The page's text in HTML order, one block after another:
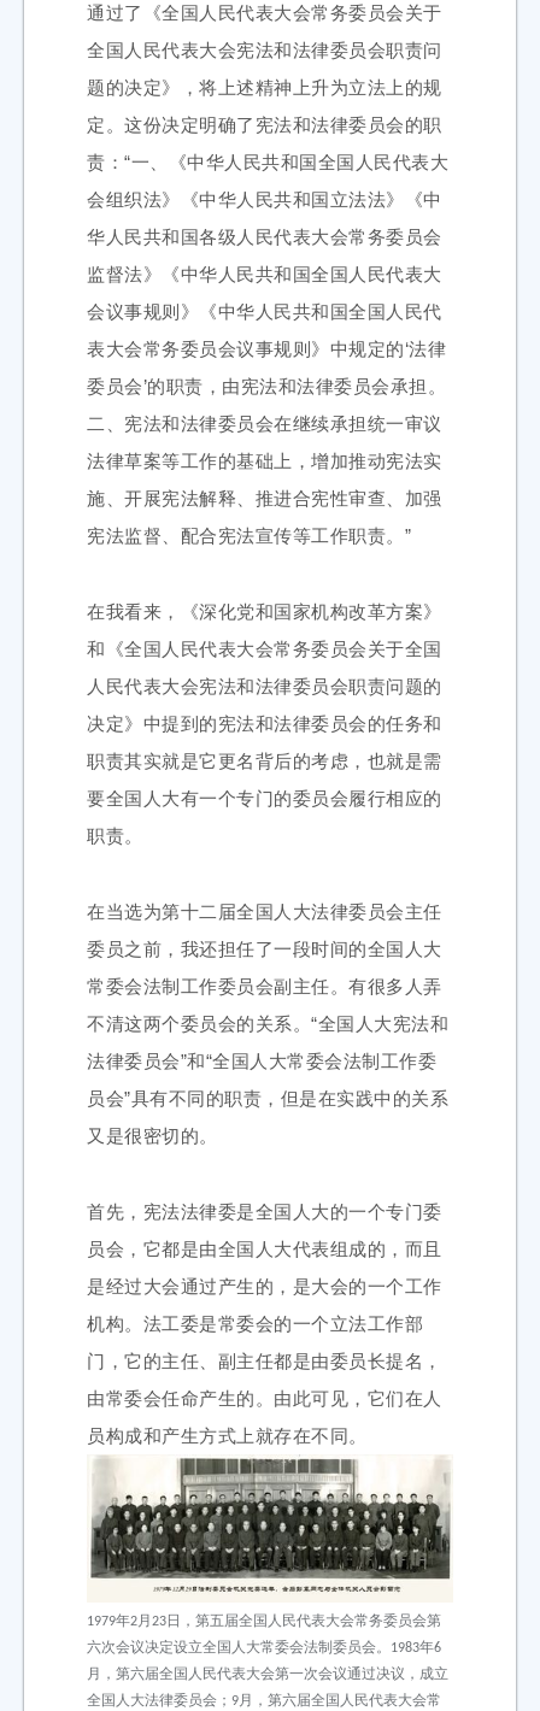
通过了《全国人民代表大会常务委员会关于
全国人民代表大会宪法和法律委员会职责问
题的决定》，将上述精神上升为立法上的规
定。这份决定明确了宪法和法律委员会的职
责：“一、《中华人民共和国全国人民代表大
会组织法》《中华人民共和国立法法》《中
华人民共和国各级人民代表大会常务委员会
监督法》《中华人民共和国全国人民代表大
会议事规则》《中华人民共和国全国人民代
表大会常务委员会议事规则》中规定的‘法律
委员会’的职责，由宪法和法律委员会承担。
二、宪法和法律委员会在继续承担统一审议
法律草案等工作的基础上，增加推动宪法实
施、开展宪法解释、推进合宪性审查、加强
宪法监督、配合宪法宣传等工作职责。”
在我看来，《深化党和国家机构改革方案》
和《全国人民代表大会常务委员会关于全国
人民代表大会宪法和法律委员会职责问题的
决定》中提到的宪法和法律委员会的任务和
职责其实就是它更名背后的考虑，也就是需
要全国人大有一个专门的委员会履行相应的
职责。
在当选为第十二届全国人大法律委员会主任
委员之前，我还担任了一段时间的全国人大
常委会法制工作委员会副主任。有很多人弄
不清这两个委员会的关系。“全国人大宪法和
法律委员会”和“全国人大常委会法制工作委
员会”具有不同的职责，但是在实践中的关系
又是很密切的。
首先，宪法法律委是全国人大的一个专门委
员会，它都是由全国人大代表组成的，而且
是经过大会通过产生的，是大会的一个工作
机构。法工委是常委会的一个立法工作部
门，它的主任、副主任都是由委员长提名，
由常委会任命产生的。由此可见，它们在人
员构成和产生方式上就存在不同。
1979年2月23日，第五届全国人民代表大会常务委员会第
六次会议决定设立全国人大常委会法制委员会。1983年6
月，第六届全国人民代表大会第一次会议通过决议，成立
全国人大法律委员会；9月，第六届全国人民代表大会常